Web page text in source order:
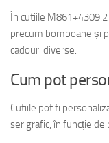
În cutiile
precum bomboane și
cadouri diverse.
Cum pot
Cutiile pot fi
serigrafic, în funcție